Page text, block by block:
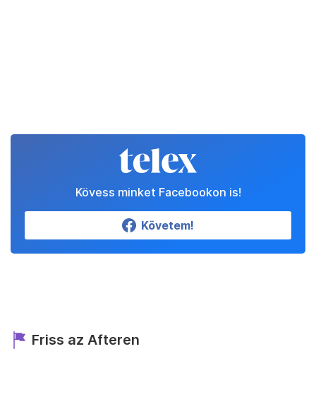
Kövess minket Facebookon is!
Követem!
Friss az Afteren